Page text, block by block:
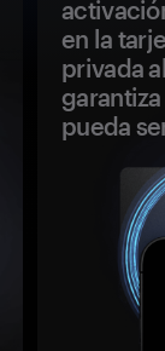
en la
privada
pueda